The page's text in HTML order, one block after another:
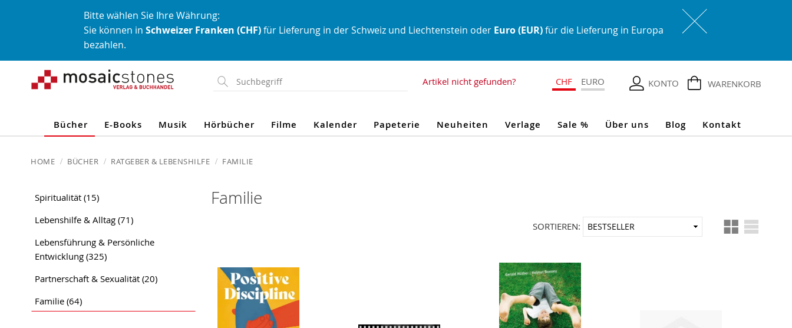
Bitte wählen Sie Ihre Währung:
Sie können in Schweizer Franken (CHF)für Lieferung in der Schweiz und Liechtenstein oder Euro (EUR)für die Lieferung in Europa
bezahlen.
Direkt
zum
WARENKORB
KONTO
Artikel nicht gefunden? CHF EURO
Bücher E-Books Musik Hörbücher Filme Kalender Papeterie Neuheiten Verlage Sale % Über uns Blog Kontakt
HOME BÜCHER RATGEBER & LEBENSHILFE FAMILIE
Familie
Ansicht
als
SORTIEREN:
In
aufsteigender
Spiritualität (15)
Lebenshilfe & Alltag (71)
Lebensführung & Persönliche
Entwicklung (325)
Partnerschaft & Sexualität (20)
Familie (64)